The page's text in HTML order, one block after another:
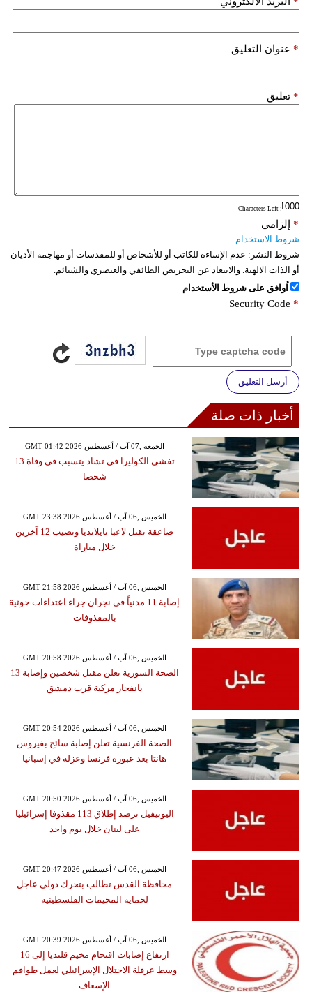
عنوان التعليق *
تعليق *
: Characters Left
إلزامي *
شروط الاستخدام
شروط النشر: عدم الإساءة للكاتب أو للأشخاص أو للمقدسات أو مهاجمة الأديان
أو الذات الالهية. والابتعاد عن التحريض الطائفي والعنصري والشتائم.
اُوافق على شروط الأستخدام
Security Code *
أرسل التعليق
أخبار ذات صلة
GMT 01:42 2026 الجمعة ,07 آب / أغسطس
تفشي الكوليرا في تشاد يتسبب في وفاة 13
شخصا
GMT 23:38 2026 الخميس ,06 آب / أغسطس
صاعقة تقتل لاعبا تايلانديا وتصيب 12 آخرين
خلال مباراة
GMT 21:58 2026 الخميس ,06 آب / أغسطس
إصابة 11 مدنياً في نجران جراء اعتداءات حوثية
بالمقذوفات
GMT 20:58 2026 الخميس ,06 آب / أغسطس
الصحة السورية تعلن مقتل شخصين وإصابة 13
بانفجار مركبة قرب دمشق
GMT 20:54 2026 الخميس ,06 آب / أغسطس
الصحة الفرنسية تعلن إصابة سائح بفيروس
هانتا بعد عبوره فرنسا وعزله في إسبانيا
GMT 20:50 2026 الخميس ,06 آب / أغسطس
اليونيفيل ترصد إطلاق 113 مقذوفا إسرائيليا
على لبنان خلال يوم واحد
GMT 20:47 2026 الخميس ,06 آب / أغسطس
محافظة القدس تطالب بتحرك دولي عاجل
لحماية المخيمات الفلسطينية
GMT 20:39 2026 الخميس ,06 آب / أغسطس
ارتفاع إصابات اقتحام مخيم قلنديا إلى 16
وسط عرقلة الاحتلال الإسرائيلي لعمل طواقم
الإسعاف